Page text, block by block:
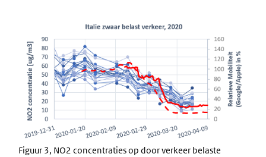
Figuur 3, NO2 concentraties op door verkeer belaste